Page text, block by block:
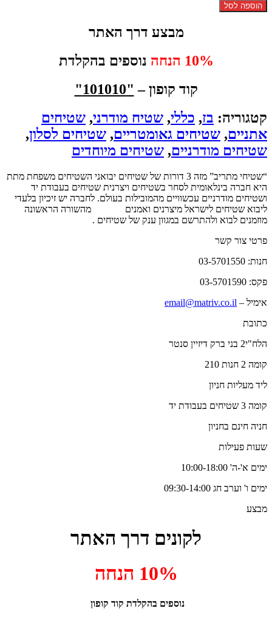
של
שטיח
הוספה לסל
מבצע דרך האתר
10% הנחה
נוספים בהקלדת
קוד קופון – "101010"
קטגוריה: בז, כללי, שטיח מודרני, שטיחים
אתניים, שטיחים גאומטריים, שטיחים לסלון,
שטיחים מודרניים, שטיחים מיוחדים
“שטיחי מתריב” מזה 3 דורות של שטיחים יבואני השטיחים משפחת מתת
היא חברה בינלאומית לסחר בשטיחים ויצרנית שטיחים בעבודת יד
ושטיחים מודרניים עכשוויים מהמובילות בעולם. לחברה יש זיכיון בלעדי
ליבוא שטיחים לישראל מיצרנים ואמנים
מהשורה הראשונה
מוזמנים לבוא ולהתרשם במגוון ענק של שטיחים .
פרטי צור קשר
חנות: 03-5701550
פקס: 03-5701590
אימיל – email@matriv.co.il
כתובת
הלח"י2 בני ברק דיזיין סנטר
קומה 2 חנות 210
ליד מעליות חניון
קומה 3 שטיחים בעבודת יד
חניה חינם בחניון
שעות פעילות
ימים א'-ה' 10:00-18:00
ימים ו' וערב חג 09:30-14:00
מבצע
לקונים דרך האתר
נוספים בהקלדת קוד קופון